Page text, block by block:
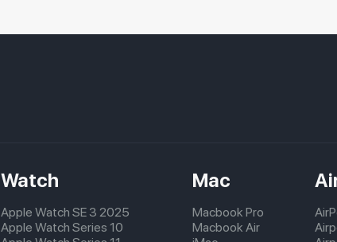
Watch
Apple Watch SE 3 2025
Apple Watch Series 10
Mac
Macbook Pro
Macbook Air